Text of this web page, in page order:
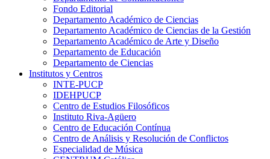
Fondo Editorial
Departamento Académico de Ciencias
Departamento Académico de Ciencias de la Gestión
Departamento Académico de Arte y Diseño
Departamento de Educación
Departamento de Ciencias
Institutos y Centros
INTE-PUCP
IDEHPUCP
Centro de Estudios Filosóficos
Instituto Riva-Agüero
Centro de Educación Contínua
Centro de Análisis y Resolución de Conflictos
Especialidad de Música